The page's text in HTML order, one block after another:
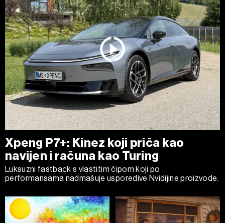
Xpeng P7+: Kinez koji priča kao
navijen i računa kao Turing
Luksuzni fastback s vlastitim čipom koji po
performansama nadmašuje usporedive Nvidijine proizvode.